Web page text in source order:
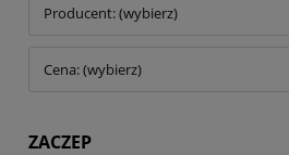
Producent: (wybierz)
Cena: (wybierz)
ZACZEP